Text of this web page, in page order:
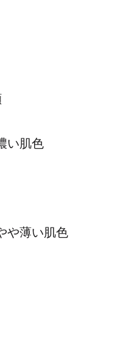
い肌色
や薄い肌色